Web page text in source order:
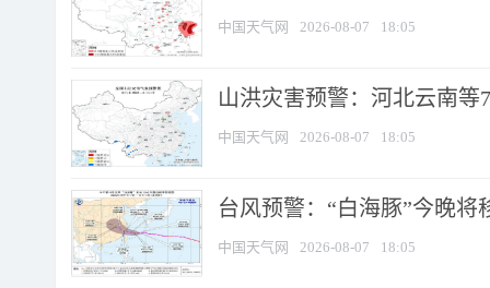
中国天气网 2026-08-07 18:05
山洪灾害预警：河北云南
中国天气网 2026-08-07 18:05
台风预警：“白海豚”今晚将
中国天气网 2026-08-07 18:05